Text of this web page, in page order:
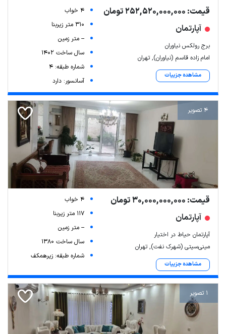
قیمت: 252,520,000,000 تومان
آپارتمان
برج رولکس نیاوران
امام زاده قاسم (نیاوران), تهران
مشاهده جزییات
4 خواب
310 متر زیربنا
-- متر زمین
سال ساخت 1402
شماره طبقه: 4
آسانسور: دارد
4 تصویر
قیمت: 30,000,000,000 تومان
آپارتمان
آپارتمان حیاط در اختیار
مینی‌سیتی (شهرک نفت), تهران
مشاهده جزییات
4 خواب
117 متر زیربنا
-- متر زمین
سال ساخت 1380
شماره طبقه: زیرهمکف
1 تصویر